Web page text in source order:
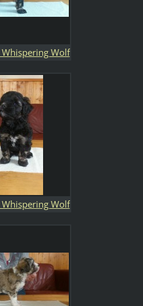
Whispering Wolf
Whispering Wolf